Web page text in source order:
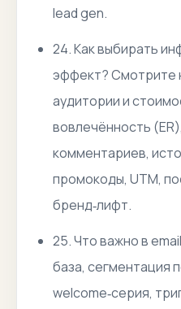
lead gen.
24. Как выбирать
эффект? Смотрите
аудитории и
вовлечённость
комментариев,
промокоды, UTM,
бренд‑лифт.
25. Что важно в
база, сегментация
welcome‑серия,